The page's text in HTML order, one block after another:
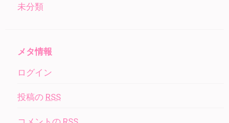
未分類
メタ情報
ログイン
投稿の RSS